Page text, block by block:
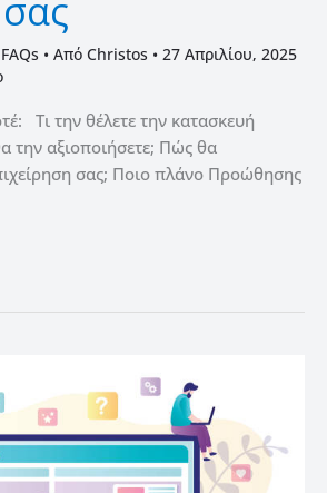
• Από Christos • 27 Απριλίου, 2025
Τι την θέλετε την κατασκευή
την αξιοποιήσετε; Πώς θα
σας; Ποιο πλάνο Προώθησης